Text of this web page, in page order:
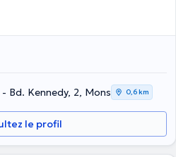
Bd. Kennedy, 2, Mons 0,6 km
le profil